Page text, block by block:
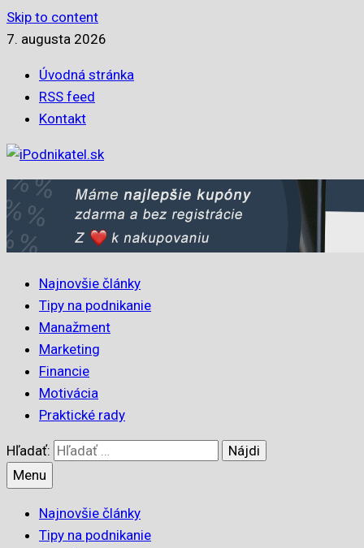
Skip to content
7. augusta 2026
Úvodná stránka
RSS feed
Kontakt
Najnovšie články
Tipy na podnikanie
Manažment
Marketing
Financie
Motivácia
Praktické rady
Hľadať:
Menu
Najnovšie články
Tipy na podnikanie